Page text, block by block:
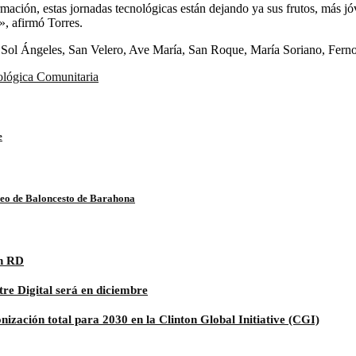
estas jornadas tecnológicas están dejando ya sus frutos, más
afirmó Torres.
Ángeles, San Velero, Ave María, San Roque, María Soriano,
Comunitaria
de Baloncesto de Barahona
RD
Digital será en diciembre
total para 2030 en la Clinton Global Initiative (CGI)